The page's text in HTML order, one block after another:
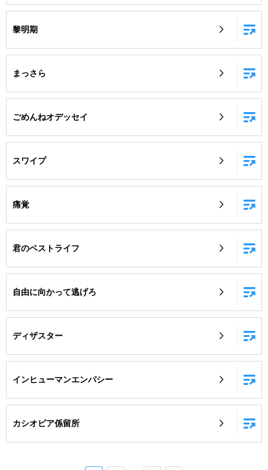
黎明期
まっさら
ごめんねオデッセイ
スワイプ
痛覚
君のベストライフ
自由に向かって逃げろ
ディザスター
インヒューマンエンパシー
カシオピア係留所